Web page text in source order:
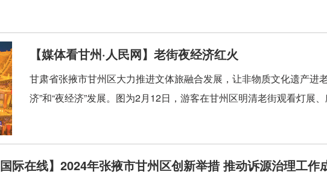
【媒体看甘州·人民网】老街夜经济红火
甘肃省张掖市甘州区大力推进文体旅融合发展，让非物质文化遗产进
济”和“夜经济”发展。图为2月12日，游客在甘州区明清老街观看灯展
国际在线】2024年张掖市甘州区创新举措 推动诉源治理工作